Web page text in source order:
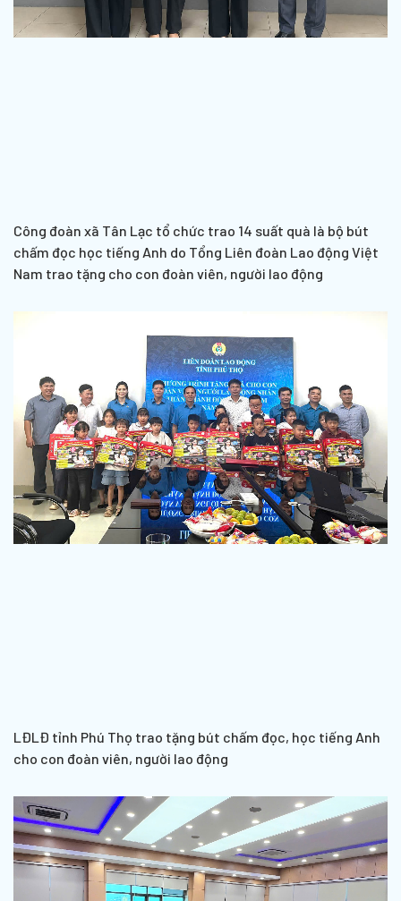
Công đoàn xã Tân Lạc tổ chức trao 14 suất quà là bộ bút
chấm đọc học tiếng Anh do Tổng Liên đoàn Lao động Việt
Nam trao tặng cho con đoàn viên, người lao động
LĐLĐ tỉnh Phú Thọ trao tặng bút chấm đọc, học tiếng Anh
cho con đoàn viên, người lao động